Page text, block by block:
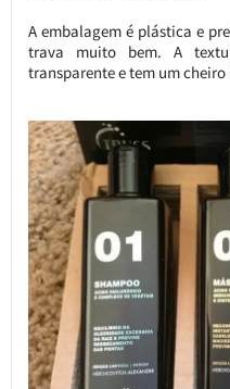
A embalagem é plástica e
trava muito bem. A
transparente e tem um cheiro